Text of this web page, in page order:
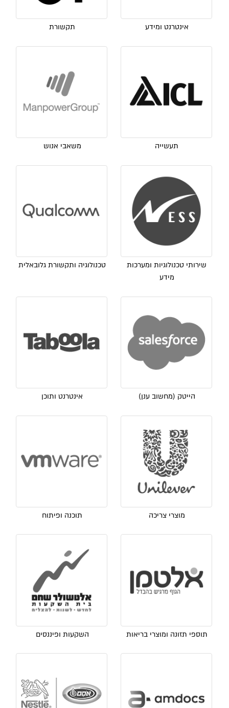
אינטרנט ומידע תקשורת
תעשייה משאבי אנוש
שירותי טכנולוגיות ומערכות
מידע
טכנולוגיה ותקשורת גלובאלית
הייטק (מחשוב ענן) אינטרנט ותוכן
מוצרי צריכה תוכנה ופיתוח
תוספי תזונה ומוצרי בריאות השקעות ופיננסים